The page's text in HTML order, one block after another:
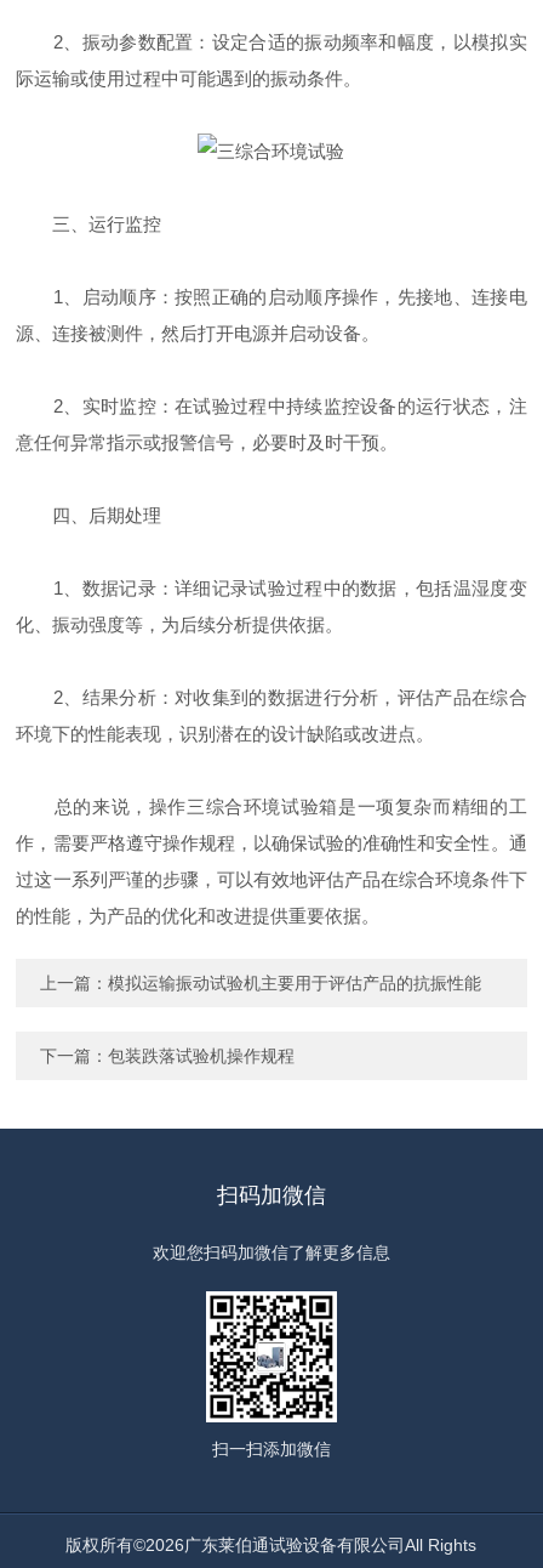
2、振动参数配置：设定合适的振动频率和幅度，以模拟实
际运输或使用过程中可能遇到的振动条件。
三、运行监控
1、启动顺序：按照正确的启动顺序操作，先接地、连接电
源、连接被测件，然后打开电源并启动设备。
2、实时监控：在试验过程中持续监控设备的运行状态，注
意任何异常指示或报警信号，必要时及时干预。
四、后期处理
1、数据记录：详细记录试验过程中的数据，包括温湿度变
化、振动强度等，为后续分析提供依据。
2、结果分析：对收集到的数据进行分析，评估产品在综合
环境下的性能表现，识别潜在的设计缺陷或改进点。
总的来说，操作三综合环境试验箱是一项复杂而精细的工
作，需要严格遵守操作规程，以确保试验的准确性和安全性。通
过这一系列严谨的步骤，可以有效地评估产品在综合环境条件下
的性能，为产品的优化和改进提供重要依据。
上一篇：模拟运输振动试验机主要用于评估产品的抗振性能
下一篇：包装跌落试验机操作规程
扫码加微信
欢迎您扫码加微信了解更多信息
扫一扫添加微信
版权所有©2026广东莱伯通试验设备有限公司All Rights